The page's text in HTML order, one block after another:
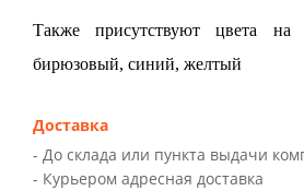
Также присутствуют цвета
бирюзовый, синий, желтый
Доставка
- До склада или пункта выдачи
- Курьером адресная доставка